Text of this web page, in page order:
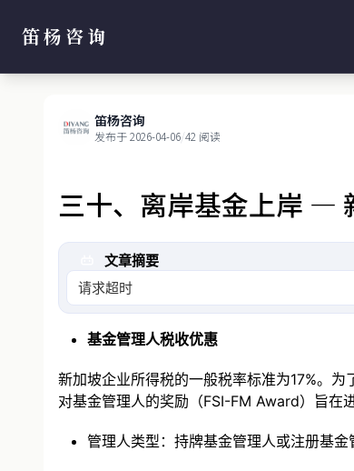
笛杨咨询
笛杨咨询
发布于 2026-04-06/42 阅读
三十、离岸基金上岸 —
文章摘要
请求超时
基金管理人税收优惠
新加坡企业所得税的一般税率标准为17%。
对基金管理人的奖励（FSI-FM Award）旨在
管理人类型：持牌基金管理人或注册基金